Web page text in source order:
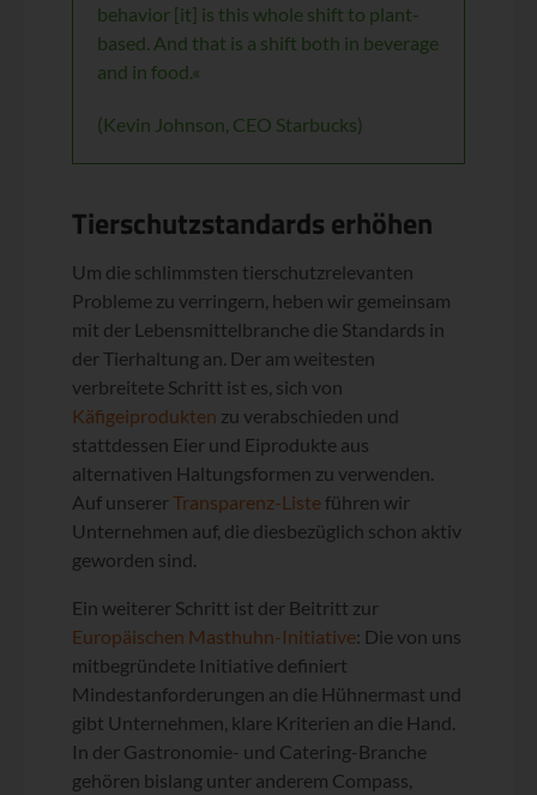
behavior [it] is this whole shift to plant-
based. And that is a shift both in beverage
and in food.«
(Kevin Johnson, CEO Starbucks)
Tierschutzstandards erhöhen
Um die schlimmsten tierschutzrelevanten
Probleme zu verringern, heben wir gemeinsam
mit der Lebensmittelbranche die Standards in
der Tierhaltung an. Der am weitesten
verbreitete Schritt ist es, sich von
Käfigeiprodukten zu verabschieden und
stattdessen Eier und Eiprodukte aus
alternativen Haltungsformen zu verwenden.
Auf unsererTransparenz-Listeführen wir
Unternehmen auf, die diesbezüglich schon aktiv
geworden sind.
Ein weiterer Schritt ist der Beitritt zur
Europäischen Masthuhn-Initiative: Die von uns
mitbegründete Initiative definiert
Mindestanforderungen an die Hühnermast und
gibt Unternehmen, klare Kriterien an die Hand.
In der Gastronomie- und Catering-Branche
gehören bislang unter anderem Compass,